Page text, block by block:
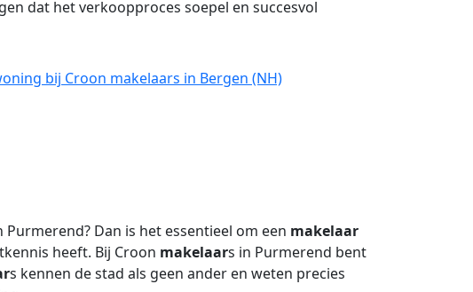
dat het verkoopproces soepel en succesvol
bij Croon makelaars in Bergen (NH)
Dan is het essentieel om een makelaar
heeft. Bij Croon makelaars in Purmerend bent
s kennen de stad als geen ander en weten precies